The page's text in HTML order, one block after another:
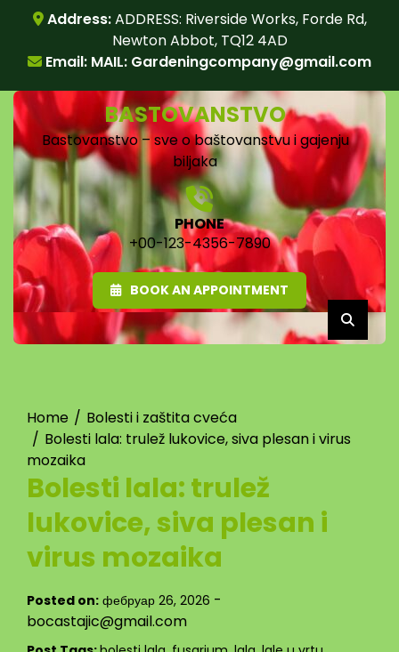
content
Address:ADDRESS: Riverside Works, Forde Rd,
Newton Abbot, TQ12 4AD
Email: MAIL: Gardeningcompany@gmail.com
BASTOVANSTVO
Bastovanstvo – sve o baštovanstvu i gajenju
biljaka
PHONE
+00-123-4356-7890
BOOK AN APPOINTMENT
Home
Bolesti i zaštita cveća
Bolesti lala: trulež lukovice, siva plesan i virus
mozaika
Bolesti lala: trulež
lukovice, siva plesan i
virus mozaika
Posted on: фебруар 26, 2026 -
bocastajic@gmail.com